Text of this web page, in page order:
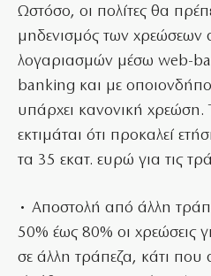
Ωστόσο, οι πολίτες θα
μηδενισμός των
λογαριασμών μέσω web-
banking και με
υπάρχει κανονική χρεώση.
εκτιμάται ότι προκαλεί
τα 35 εκατ. ευρώ για τις
• Αποστολή από άλλη
50% έως 80% οι χρεώσεις
σε άλλη τράπεζα, κάτι που